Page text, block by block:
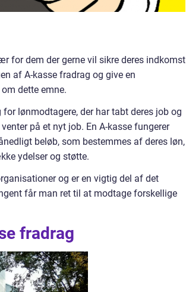
for dem der gerne vil sikre deres indkomst
af A-kasse fradrag og give en
dette emne.
lønmodtagere, der har tabt deres job og
på et nyt job. En A-kasse fungerer
beløb, som bestemmes af deres løn,
ydelser og støtte.
og er en vigtig del af det
får man ret til at modtage forskellige
fradrag